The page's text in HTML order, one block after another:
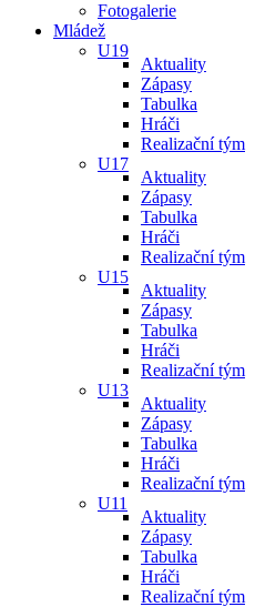
Fotogalerie
Mládež
U19
Aktuality
Zápasy
Tabulka
Hráči
Realizační tým
U17
Aktuality
Zápasy
Tabulka
Hráči
Realizační tým
U15
Aktuality
Zápasy
Tabulka
Hráči
Realizační tým
U13
Aktuality
Zápasy
Tabulka
Hráči
Realizační tým
U11
Aktuality
Zápasy
Tabulka
Hráči
Realizační tým